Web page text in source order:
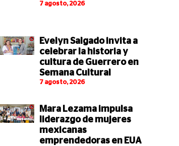
7 agosto, 2026
Evelyn Salgado invita a
celebrar la historia y
cultura de Guerrero en
Semana Cultural
7 agosto, 2026
Mara Lezama impulsa
liderazgo de mujeres
mexicanas
emprendedoras en EUA